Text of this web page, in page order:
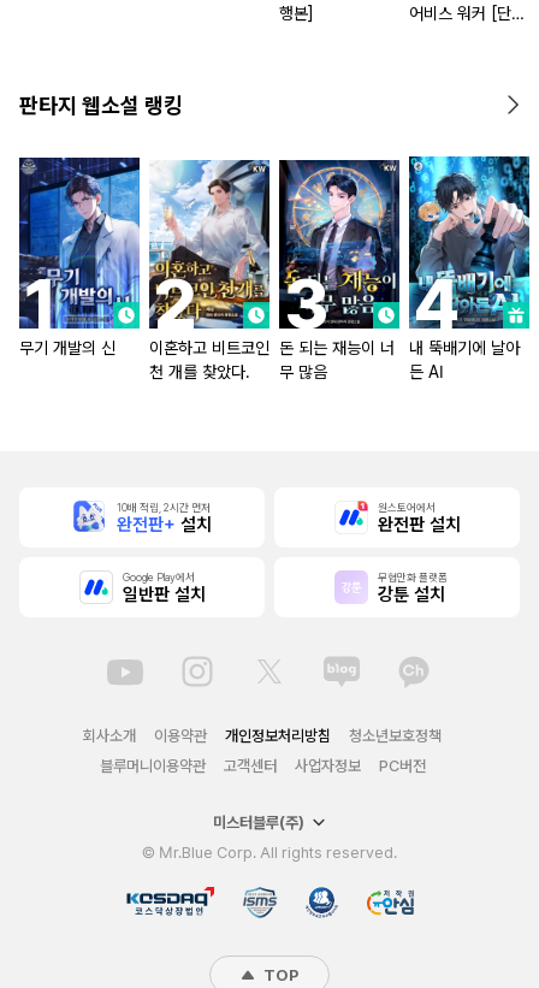
행본]
어비스 워커 [단행
판타지 웹소설 랭킹
무기 개발의 신
이혼하고 비트코인
천 개를 찾았다.
돈 되는 재능이 너
무 많음
내 뚝배기에 날아
든 AI
10배 적립, 2시간 먼저
완전판+ 설치
원스토어에서
완전판 설치
Google Play에서
일반판 설치
무협만화 플랫폼
강툰 설치
회사소개 이용약관 개인정보처리방침
청소년보호정책
블루머니이용약관
고객센터 사업자정보 PC버전
미스터블루(주)
© Mr.Blue Corp. All rights reserved.
TOP